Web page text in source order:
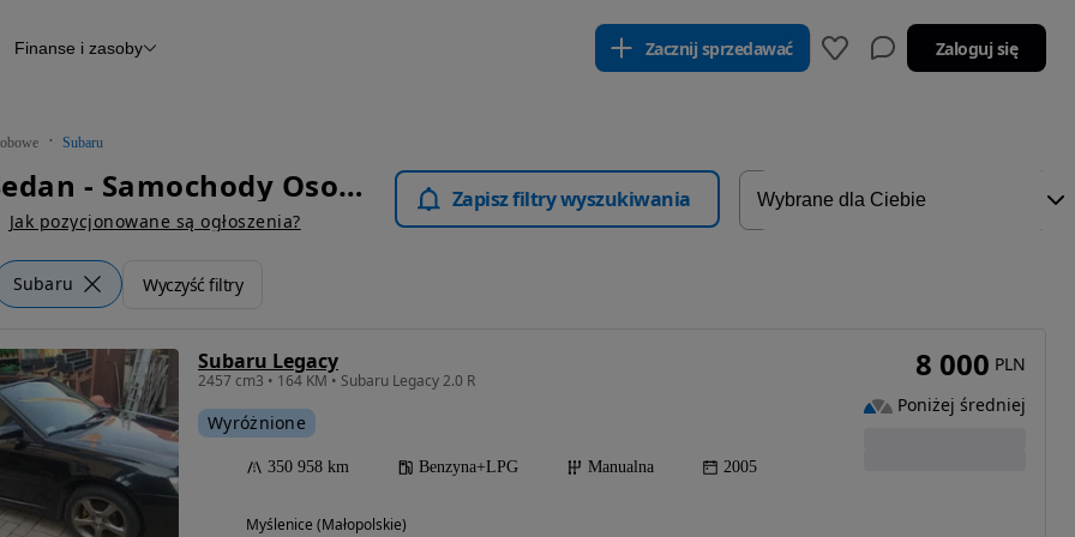
Raport z inspekcji
Otomoto News
Finanse i zasoby Zacznij sprzedawać Zaloguj się
Subaru
Subaru Sedan - Samochody Osobowe
Jak pozycjonowane są ogłoszenia?
Zapisz filtry wyszukiwania
Subaru Wyczyść filtry
Subaru Legacy
2457 cm3 • 164 KM • Subaru Legacy 2.0 R
Wyróżnione
350 958 km Benzyna+LPG Manualna 2005
Myślenice (Małopolskie)
8 000 PLN
Poniżej średniej